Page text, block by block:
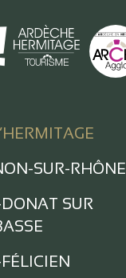
SUR-RHÔNE
SUR